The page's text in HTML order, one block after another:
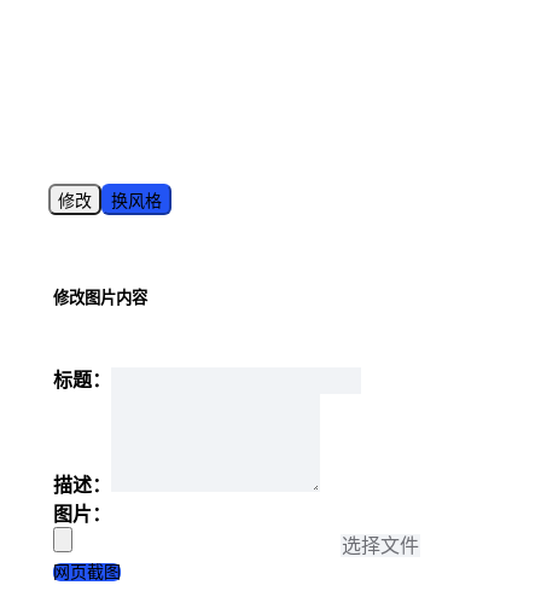
修改 换风格
修改图片内容
标题：
描述：
图片：
选择文件
网页截图